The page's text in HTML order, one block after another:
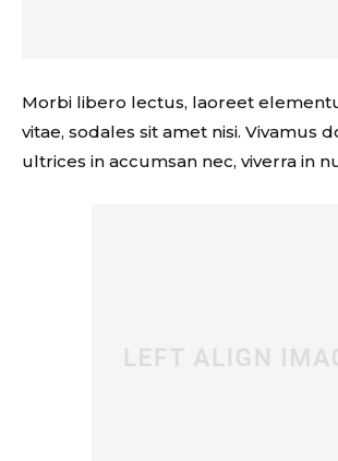
Morbi libero lectus, laoreet
vitae, sodales sit amet nisi. Vivamus
ultrices in accumsan nec, viverra in